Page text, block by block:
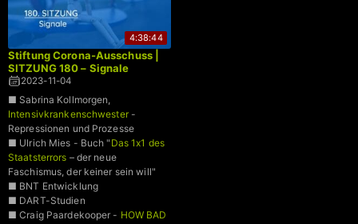
4:38:44
Stiftung Corona-Ausschuss |
SITZUNG 180 – Signale
2023-11-04
■ Sabrina Kollmorgen,
Intensivkrankenschwester-
Repressionen und Prozesse
■ Ulrich Mies - Buch " Das 1x1 des
Staatsterrors – der neue
Faschismus, der keiner sein will"
■ BNT Entwicklung
■ DART-Studien
■ Craig Paardekooper - HOW BAD